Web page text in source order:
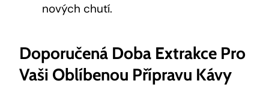
nových chutí.
Doporučená Doba Extrakce Pro
Vaši Oblíbenou Přípravu Kávy